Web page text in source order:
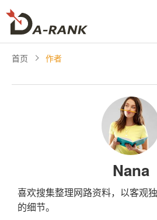
首页 作者
Nana
喜欢搜集整理网路资料，以客观
的细节。